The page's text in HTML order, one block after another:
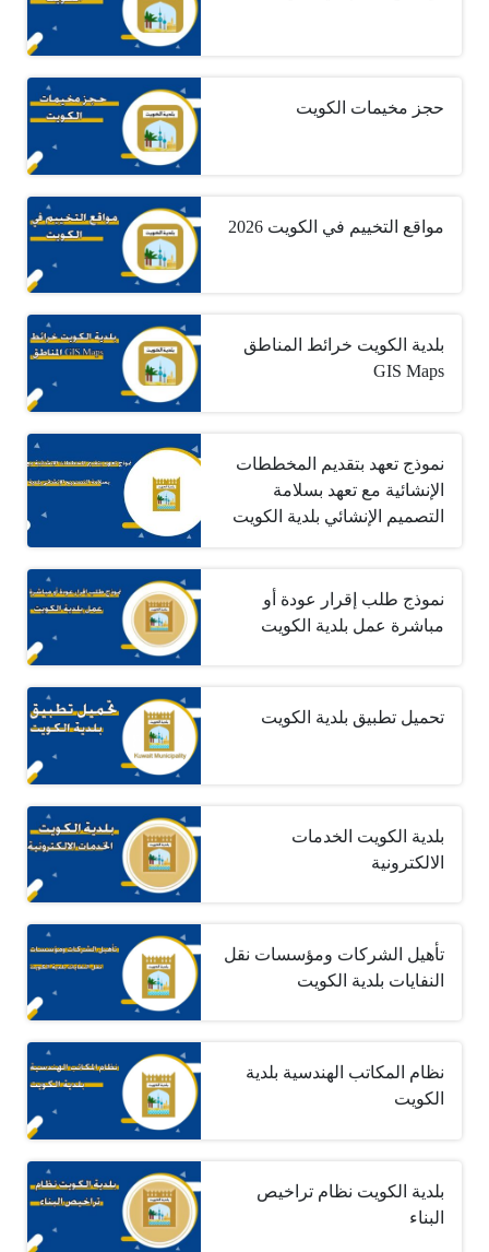
حجز مخيمات الكويت
مواقع التخييم في الكويت 2026
بلدية الكويت خرائط المناطق
GIS Maps
نموذج تعهد بتقديم المخططات
الإنشائية مع تعهد بسلامة
التصميم الإنشائي بلدية الكويت
نموذج طلب إقرار عودة أو
مباشرة عمل بلدية الكويت
تحميل تطبيق بلدية الكويت
بلدية الكويت الخدمات
الالكترونية
تأهيل الشركات ومؤسسات نقل
النفايات بلدية الكويت
نظام المكاتب الهندسية بلدية
الكويت
بلدية الكويت نظام تراخيص
البناء